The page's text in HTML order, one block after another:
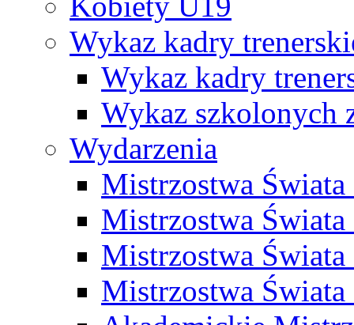
Wykaz kadry
Wykaz kadry
Wykaz szkolonych
Wydarzenia
Mistrzostwa
Mistrzostwa
Mistrzostwa
Mistrzostwa